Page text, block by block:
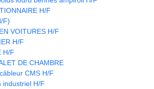
H/F
F)
VOITURES H/F
H/F
H/F
DE CHAMBRE
CMS H/F
industriel H/F